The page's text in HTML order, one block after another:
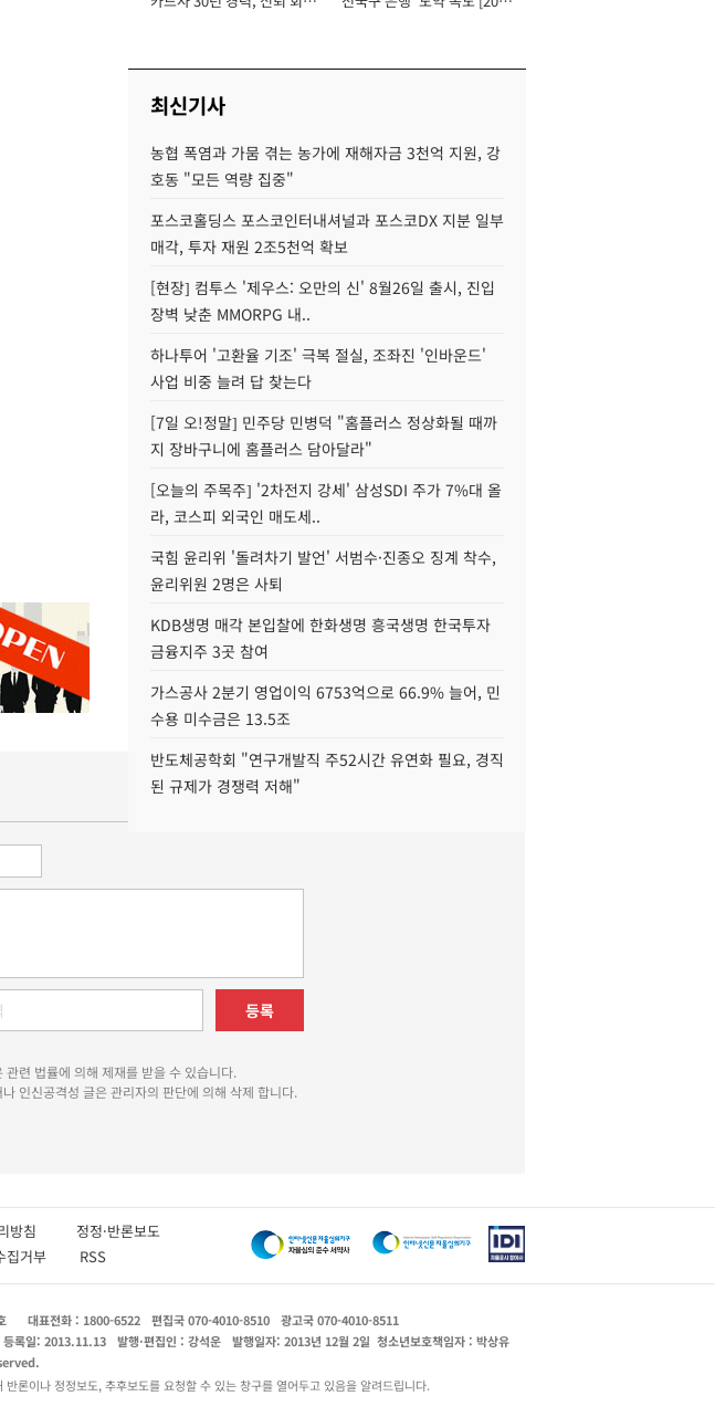
최신기사
농협 폭염과 가뭄 겪는 농가에 재해자금 3천억 지원, 강
호동 "모든 역량 집중"
포스코홀딩스 포스코인터내셔널과 포스코DX 지분 일부
매각, 투자 재원 2조5천억 확보
[현장] 컴투스 '제우스: 오만의 신' 8월26일 출시, 진입
장벽 낮춘 MMORPG 내..
하나투어 '고환율 기조' 극복 절실, 조좌진 '인바운드'
사업 비중 늘려 답 찾는다
[7일 오!정말] 민주당 민병덕 "홈플러스 정상화될 때까
지 장바구니에 홈플러스 담아달라"
[오늘의 주목주] '2차전지 강세' 삼성SDI 주가 7%대 올
라, 코스피 외국인 매도세..
국힘 윤리위 '돌려차기 발언' 서범수·진종오 징계 착수,
윤리위원 2명은 사퇴
KDB생명 매각 본입찰에 한화생명 흥국생명 한국투자
금융지주 3곳 참여
가스공사 2분기 영업이익 6753억으로 66.9% 늘어, 민
수용 미수금은 13.5조
반도체공학회 "연구개발직 주52시간 유연화 필요, 경직
된 규제가 경쟁력 저해"
등록
련 법률에 의해 제재를 받을 수 있습니다.
인신공격성 글은 관리자의 판단에 의해 삭제 합니다.
리방침 정정·반론보도
집거부 RSS
대표전화 : 1800-6522 편집국 070-4010-8510
광고국 070-4010-8511
등록일: 2013.11.13 발행·편집인 : 강석운 발행일자: 2013년 12월 2일 청소년보호책임자 : 박상유
론이나 정정보도, 추후보도를 요청할 수 있는 창구를 열어두고 있음을 알려드립니다.